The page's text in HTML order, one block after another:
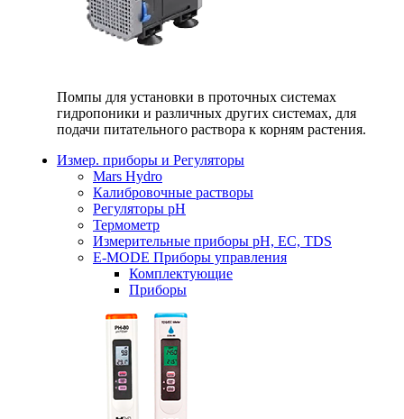
Помпы для установки в проточных системах
гидропоники и различных других системах, для
подачи питательного раствора к корням растения.
Измер. приборы и Регуляторы
Mars Hydro
Калибровочные растворы
Регуляторы рН
Термометр
Измерительные приборы pH, EC, TDS
E-MODE Приборы управления
Комплектующие
Приборы